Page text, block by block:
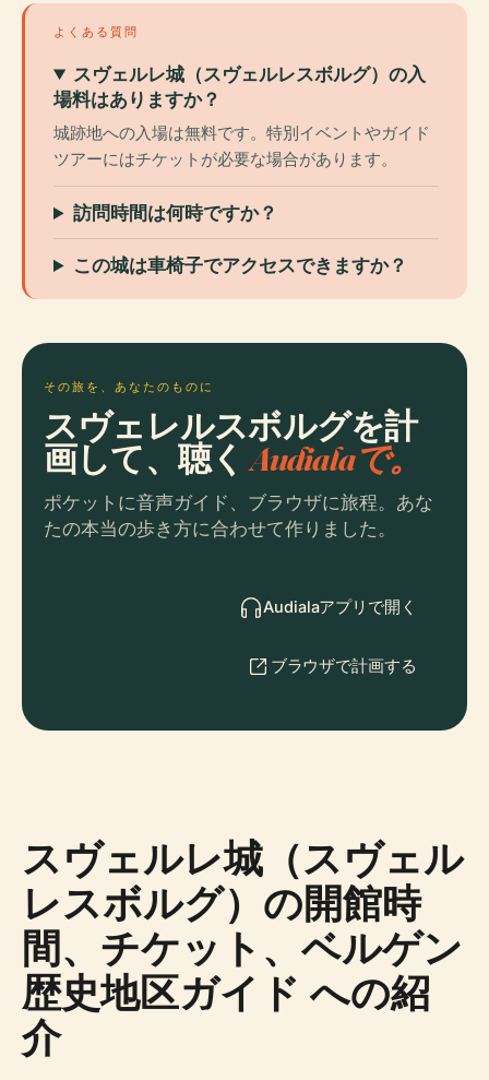
よくある質問
スヴェルレ城（スヴェルレスボルグ）の入
場料はありますか？
城跡地への入場は無料です。特別イベントやガイド
ツアーにはチケットが必要な場合があります。
訪問時間は何時ですか？
この城は車椅子でアクセスできますか？
その旅を、あなたのものに
スヴェレルスボルグを計
画して、聴くAudialaで。
ポケットに音声ガイド、ブラウザに旅程。あな
たの本当の歩き方に合わせて作りました。
Audialaアプリで開く
ブラウザで計画する
スヴェルレ城（スヴェル
レスボルグ）の開館時
間、チケット、ベルゲン
歴史地区ガイド への紹
介